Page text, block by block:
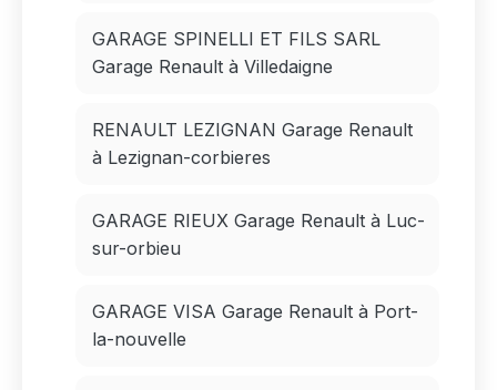
GARAGE SPINELLI ET FILS SARL
Garage Renault à Villedaigne
RENAULT LEZIGNAN Garage Renault
à Lezignan-corbieres
GARAGE RIEUX Garage Renault à Luc-
sur-orbieu
GARAGE VISA Garage Renault à Port-
la-nouvelle